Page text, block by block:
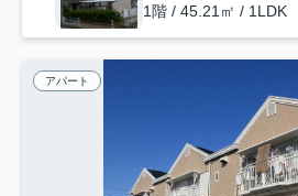
1階 / 45.21㎡ / 1LDK
アパート